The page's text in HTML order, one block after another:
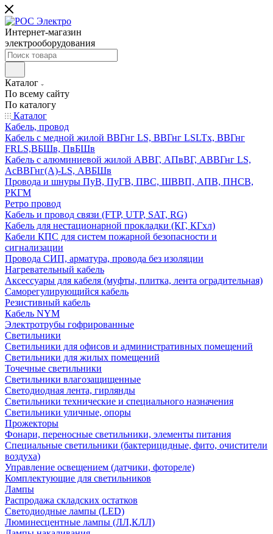
Интернет-магазин
электрооборудования
Каталог
По всему сайту
По каталогу
Каталог
Кабель, провод
Кабель с медной жилой ВВГнг LS, ВВГнг LSLTx, ВВГнг
FRLS,ВБШв, ПвБШв
Кабель с алюминиевой жилой АВВГ, АПвВГ, АВВГнг LS,
АсВВГнг(А)-LS, АВБШв
Провода и шнуры ПуВ, ПуГВ, ПВС, ШВВП, АПВ, ПНСВ,
РКГМ
Ретро провод
Кабель и провод связи (FTP, UTP, SAT, RG)
Кабель для нестационарной прокладки (КГ, КГхл)
Кабели КПС для систем пожарной безопасности и
сигнализации
Провода СИП, арматура, провода без изоляции
Нагревательный кабель
Аксессуары для кабеля (муфты, плитка, лента оградительная)
Саморегулирующийся кабель
Резистивный кабель
Кабель NYM
Электротрубы гофрированные
Светильники
Светильники для офисов и административных помещений
Светильники для жилых помещений
Точечные светильники
Светильники влагозащищенные
Светодиодная лента, гирлянды
Светильники технические и специального назначения
Светильники уличные, опоры
Прожекторы
Фонари, переносные светильники, элементы питания
Специальные светильники (бактерицидные, фито, очистители
воздуха)
Управление освещением (датчики, фотореле)
Комплектующие для светильников
Лампы
Распродажа складских остатков
Светодиодные лампы (LED)
Люминесцентные лампы (ЛЛ,КЛЛ)